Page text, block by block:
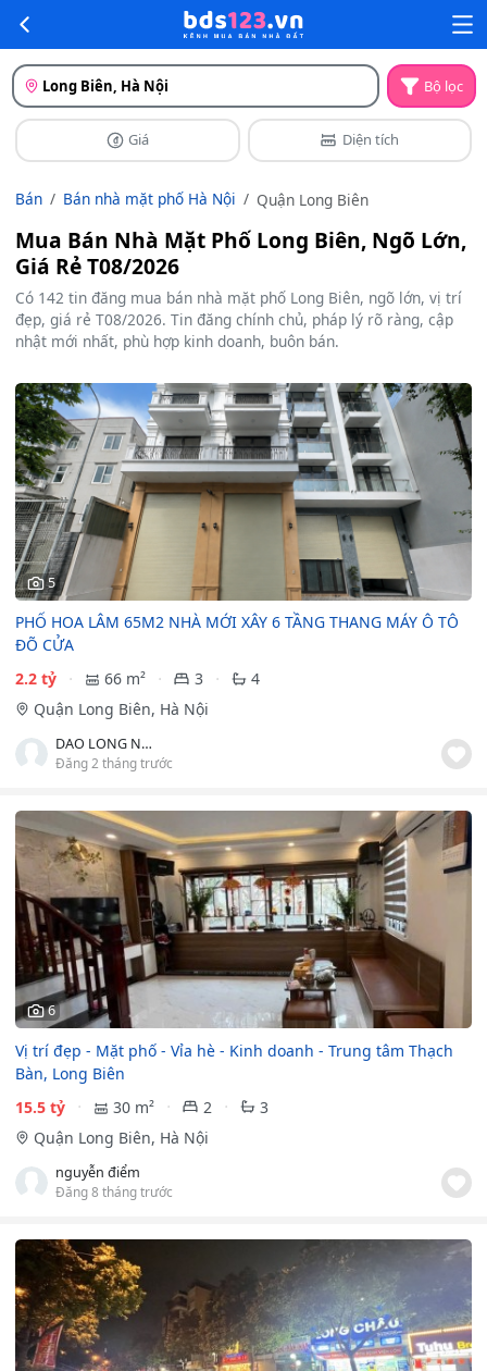
Long Biên, Hà Nội Bộ lọc
Giá Diện tích
Bán Bán nhà mặt phố Hà Nội Quận Long Biên
Mua Bán Nhà Mặt Phố Long Biên, Ngõ Lớn,
Giá Rẻ T08/2026
Có 142 tin đăng mua bán nhà mặt phố Long Biên, ngõ lớn, vị trí
đẹp, giá rẻ T08/2026. Tin đăng chính chủ, pháp lý rõ ràng, cập
nhật mới nhất, phù hợp kinh doanh, buôn bán.
5
PHỐ HOA LÂM 65M2 NHÀ MỚI XÂY 6 TẦNG THANG MÁY Ô TÔ
ĐÕ CỬA
2.2 tỷ
66 m² 3
4
Quận Long Biên, Hà Nội
DAO LONG NHAT
Đăng 2 tháng trước
6
Vị trí đẹp - Mặt phố - Vỉa hè - Kinh doanh - Trung tâm Thạch
Bàn, Long Biên
15.5 tỷ
30 m² 2
3
Quận Long Biên, Hà Nội
nguyễn điểm
Đăng 8 tháng trước